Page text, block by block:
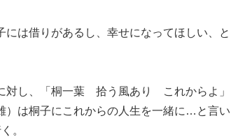
は借りがあるし、幸せになってほしい、と
対し、「桐一葉 拾う風あり これからよ」
）は桐子にこれからの人生を一緒に…と言い
。